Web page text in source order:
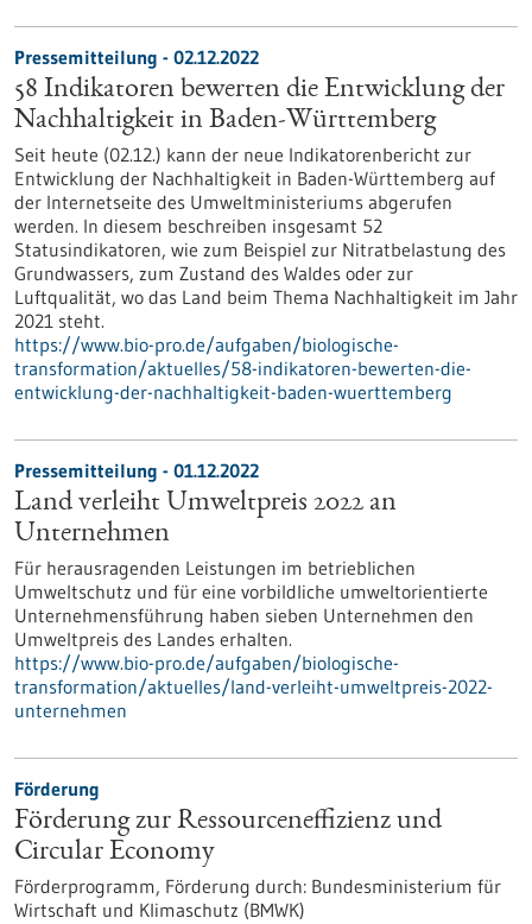
Pressemitteilung - 02.12.2022
58 Indikatoren bewerten die Entwicklung der
Nachhaltigkeit in Baden-Württemberg
Seit heute (02.12.) kann der neue Indikatorenbericht zur
Entwicklung der Nach­haltigkeit in Baden-Württemberg auf
der Internetseite des Umweltministeriums abgerufen
werden. In diesem beschreiben insgesamt 52
Statusindikatoren, wie zum Beispiel zur Nitratbelastung des
Grundwassers, zum Zustand des Waldes oder zur
Luftqualität, wo das Land beim Thema Nachhaltigkeit im Jahr
2021 steht.
https://www.bio-pro.de/aufgaben/biologische-
transformation/aktuelles/58-indikatoren-bewerten-die-
entwicklung-der-nachhaltigkeit-baden-wuerttemberg
Pressemitteilung - 01.12.2022
Land verleiht Umweltpreis 2022 an
Unternehmen
Für herausragenden Leistungen im betrieblichen
Umweltschutz und für eine vorbildliche umweltorientierte
Unternehmensführung haben sieben Unternehmen den
Umweltpreis des Landes erhalten.
https://www.bio-pro.de/aufgaben/biologische-
transformation/aktuelles/land-verleiht-umweltpreis-2022-
unternehmen
Förderung
Förderung zur Ressourceneffizienz und
Circular Economy
Förderprogramm, Förderung durch: Bundesministerium für
Wirtschaft und Klimaschutz (BMWK)